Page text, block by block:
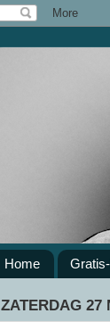
Home
ZATERDAG 27